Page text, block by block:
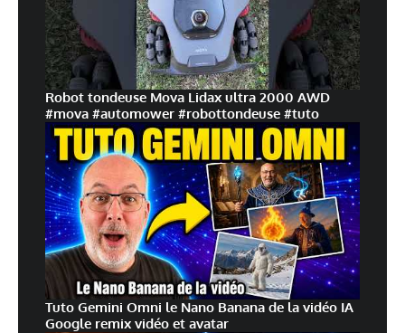
Robot tondeuse Mova Lidax ultra 2000 AWD
#mova #automower #robottondeuse #tuto
Tuto Gemini Omni le Nano Banana de la vidéo IA
Google remix vidéo et avatar